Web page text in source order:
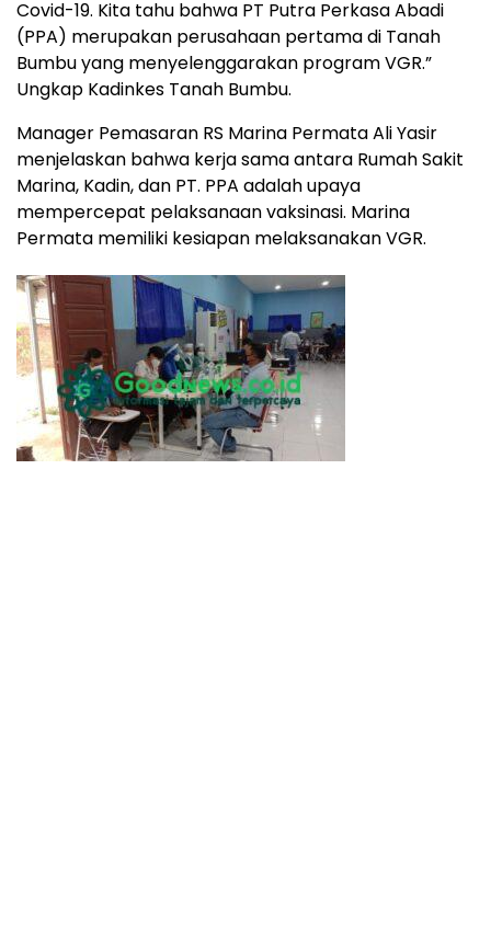
Covid-19. Kita tahu bahwa PT Putra Perkasa Abadi
(PPA) merupakan perusahaan pertama di Tanah
Bumbu yang menyelenggarakan program VGR.”
Ungkap Kadinkes Tanah Bumbu.
Manager Pemasaran RS Marina Permata Ali Yasir
menjelaskan bahwa kerja sama antara Rumah Sakit
Marina, Kadin, dan PT. PPA adalah upaya
mempercepat pelaksanaan vaksinasi. Marina
Permata memiliki kesiapan melaksanakan VGR.